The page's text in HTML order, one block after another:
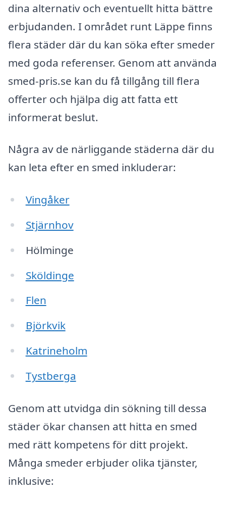
dina alternativ och eventuellt hitta bättre
erbjudanden. I området runt Läppe finns
flera städer där du kan söka efter smeder
med goda referenser. Genom att använda
smed-pris.se kan du få tillgång till flera
offerter och hjälpa dig att fatta ett
informerat beslut.
Några av de närliggande städerna där du
kan leta efter en smed inkluderar:
Vingåker
Stjärnhov
Hölminge
Sköldinge
Flen
Björkvik
Katrineholm
Tystberga
Genom att utvidga din sökning till dessa
städer ökar chansen att hitta en smed
med rätt kompetens för ditt projekt.
Många smeder erbjuder olika tjänster,
inklusive: